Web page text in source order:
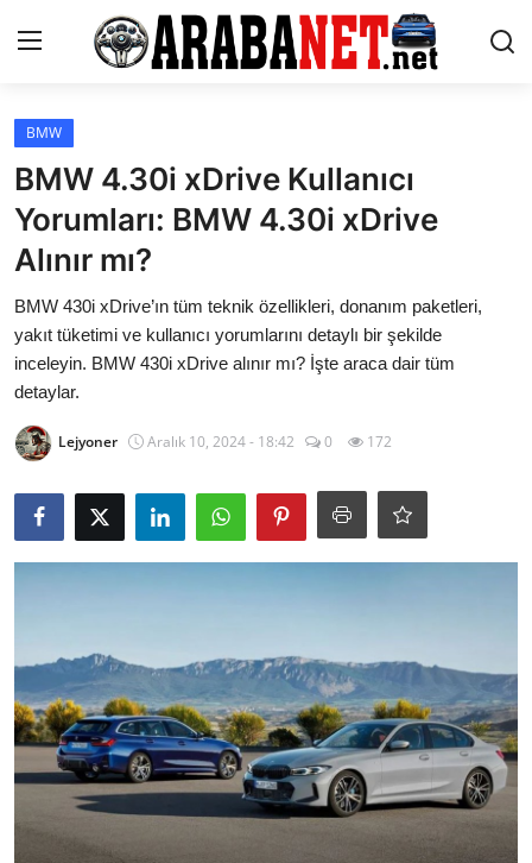
Giriş yapmak
İletişim
Araba Markaları
Paketler
Karşılaştırmalar
Kronik Sorunlar
Bakım & Arıza Çözümleri
İkinci El & Ekspertiz
Trafik Cezaları & Mevzuat
Ehliyet & Ruhsat İşlemleri
Sigorta & Kasko
Yakıt, LPG & Elektrikli
BMW
BMW 4.30i xDrive Kullanıcı
Yorumları: BMW 4.30i xDrive
Alınır mı?
BMW 430i xDrive’ın tüm teknik özellikleri, donanım paketleri,
yakıt tüketimi ve kullanıcı yorumlarını detaylı bir şekilde
inceleyin. BMW 430i xDrive alınır mı? İşte araca dair tüm
detaylar.
Lejyoner Aralık 10, 2024 - 18:42 0 172